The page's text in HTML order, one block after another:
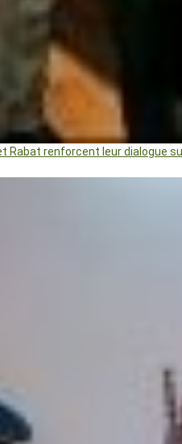
Rabat renforcent leur dialogue